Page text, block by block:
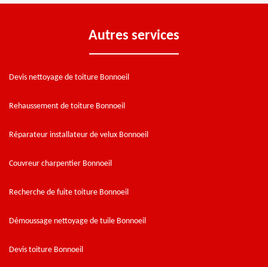
Autres services
Devis nettoyage de toiture Bonnoeil
Rehaussement de toiture Bonnoeil
Réparateur installateur de velux Bonnoeil
Couvreur charpentier Bonnoeil
Recherche de fuite toiture Bonnoeil
Démoussage nettoyage de tuile Bonnoeil
Devis toiture Bonnoeil